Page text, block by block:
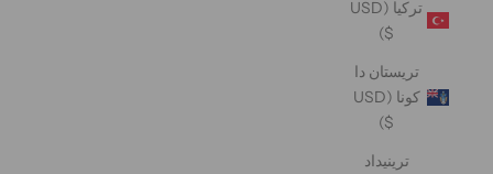
تركيا (USD
$)
تريستان دا
كونا (USD
$)
ترينيداد